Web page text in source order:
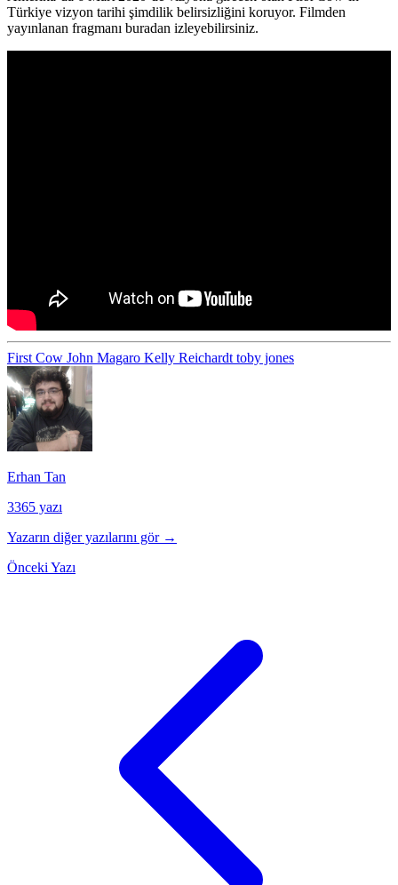
Türkiye vizyon tarihi şimdilik belirsizliğini koruyor. Filmden
yayınlanan fragmanı buradan izleyebilirsiniz.
First Cow John Magaro Kelly Reichardt toby jones
Erhan Tan
3365 yazı
Yazarın diğer yazılarını gör →
Önceki Yazı